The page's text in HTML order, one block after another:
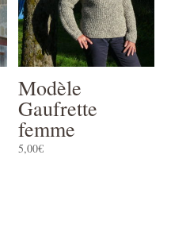
Modèle
Gaufrette
femme
5,00€